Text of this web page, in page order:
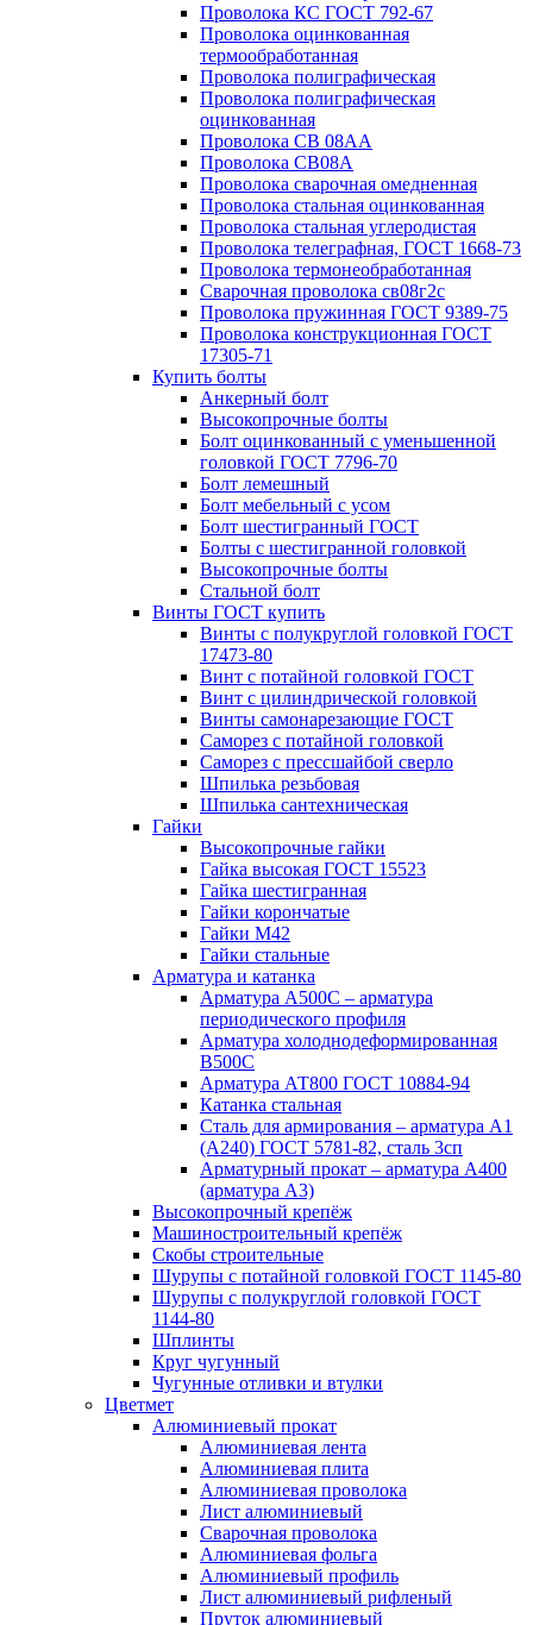
Проволока КС ГОСТ 792-67
Проволока оцинкованная
термообработанная
Проволока полиграфическая
Проволока полиграфическая
оцинкованная
Проволока СВ 08АА
Проволока СВ08А
Проволока сварочная омедненная
Проволока стальная оцинкованная
Проволока стальная углеродистая
Проволока телеграфная, ГОСТ 1668-73
Проволока термонеобработанная
Сварочная проволока св08г2с
Проволока пружинная ГОСТ 9389-75
Проволока конструкционная ГОСТ
17305-71
Купить болты
Анкерный болт
Высокопрочные болты
Болт оцинкованный с уменьшенной
головкой ГОСТ 7796-70
Болт лемешный
Болт мебельный с усом
Болт шестигранный ГОСТ
Болты с шестигранной головкой
Высокопрочные болты
Стальной болт
Винты ГОСТ купить
Винты с полукруглой головкой ГОСТ
17473-80
Винт с потайной головкой ГОСТ
Винт с цилиндрической головкой
Винты самонарезающие ГОСТ
Саморез с потайной головкой
Саморез с прессшайбой сверло
Шпилька резьбовая
Шпилька сантехническая
Гайки
Высокопрочные гайки
Гайка высокая ГОСТ 15523
Гайка шестигранная
Гайки корончатые
Гайки М42
Гайки стальные
Арматура и катанка
Арматура А500С – арматура
периодического профиля
Арматура холоднодеформированная
В500С
Арматура АТ800 ГОСТ 10884-94
Катанка стальная
Сталь для армирования – арматура А1
(А240) ГОСТ 5781-82, сталь 3сп
Арматурный прокат – арматура А400
(арматура А3)
Высокопрочный крепёж
Машиностроительный крепёж
Скобы строительные
Шурупы с потайной головкой ГОСТ 1145-80
Шурупы с полукруглой головкой ГОСТ
1144-80
Шплинты
Круг чугунный
Чугунные отливки и втулки
Цветмет
Алюминиевый прокат
Алюминиевая лента
Алюминиевая плита
Алюминиевая проволока
Лист алюминиевый
Сварочная проволока
Алюминиевая фольга
Алюминиевый профиль
Лист алюминиевый рифленый
Пруток алюминиевый